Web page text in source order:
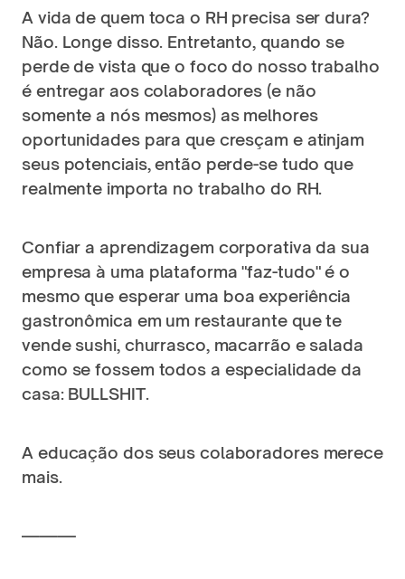
A vida de quem toca o RH precisa ser dura?
Não. Longe disso. Entretanto, quando se
perde de vista que o foco do nosso trabalho
é entregar aos colaboradores (e não
somente a nós mesmos) as melhores
oportunidades para que cresçam e atinjam
seus potenciais, então perde-se tudo que
realmente importa no trabalho do RH.
Confiar a aprendizagem corporativa da sua
empresa à uma plataforma "faz-tudo" é o
mesmo que esperar uma boa experiência
gastronômica em um restaurante que te
vende sushi, churrasco, macarrão e salada
como se fossem todos a especialidade da
casa: BULLSHIT.
A educação dos seus colaboradores merece
mais.
———